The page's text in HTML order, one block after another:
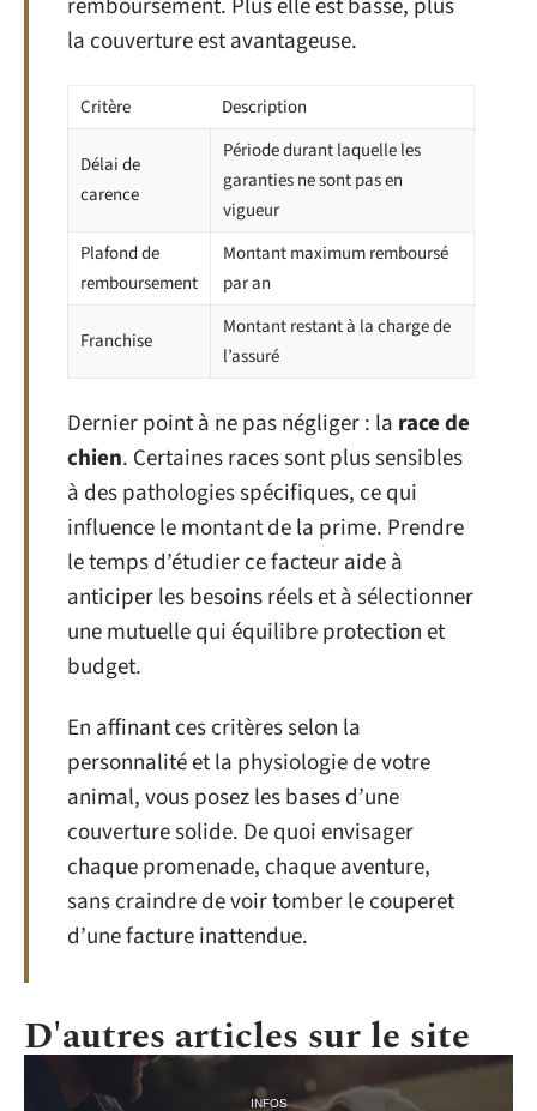
la couverture est avantageuse.
Critère Description
Délai de
carence
Période durant laquelle les
garanties ne sont pas en
vigueur
Plafond de
remboursement
Montant maximum remboursé
par an
Franchise
Montant restant à la charge de
l’assuré
Dernier point à ne pas négliger : la race de
chien. Certaines races sont plus sensibles
à des pathologies spécifiques, ce qui
influence le montant de la prime. Prendre
le temps d’étudier ce facteur aide à
anticiper les besoins réels et à sélectionner
une mutuelle qui équilibre protection et
budget.
En affinant ces critères selon la
personnalité et la physiologie de votre
animal, vous posez les bases d’une
couverture solide. De quoi envisager
chaque promenade, chaque aventure,
sans craindre de voir tomber le couperet
d’une facture inattendue.
D'autres articles sur le site
INFOS